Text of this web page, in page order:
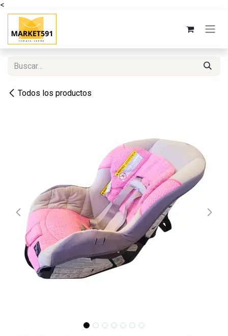
<
Ir al contenido
Todos los productos